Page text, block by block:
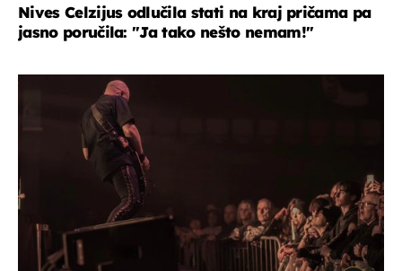
Nives Celzijus odlučila stati na kraj pričama pa
jasno poručila: "Ja tako nešto nemam!"